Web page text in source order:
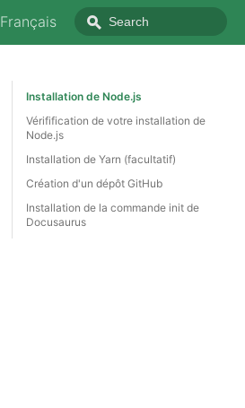
Français
Installation de Node.js
Vérifification de votre installation de
Node.js
Installation de Yarn (facultatif)
Création d'un dépôt GitHub
Installation de la commande init de
Docusaurus